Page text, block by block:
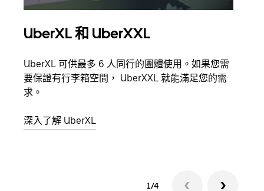
UberXL 和 UberXXL
UberXL 可供最多 6 人同行的團體使用。如果您需
要保證有行李箱空間， UberXXL 就能滿足您的需
求。
深入了解 UberXL
1/4